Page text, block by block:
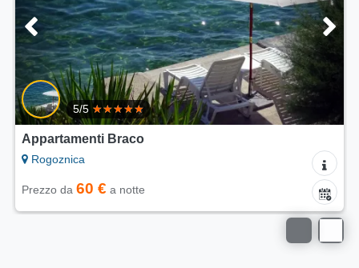
5/5
Appartamenti Braco
Rogoznica
Prezzo da 60 € a notte